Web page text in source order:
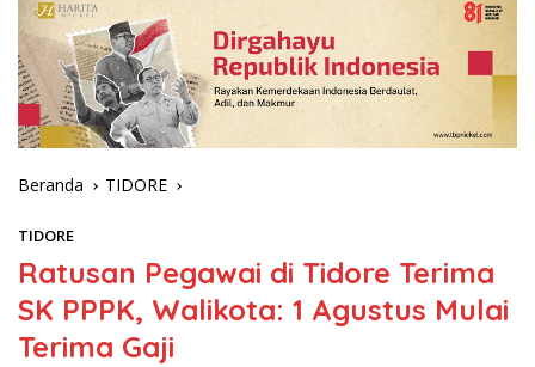
Beranda TIDORE
TIDORE
Ratusan Pegawai di Tidore Terima
SK PPPK, Walikota: 1 Agustus Mulai
Terima Gaji